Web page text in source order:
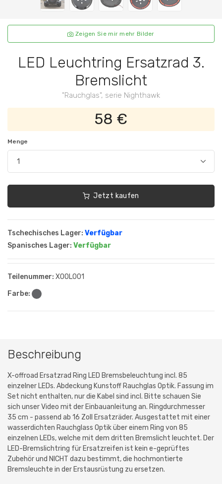
Zeigen Sie mir mehr Bilder
LED Leuchtring Ersatzrad 3.
Bremslicht
"Rauchglas", serie Nighthawk
58 €
Menge
Jetzt kaufen
Tschechisches Lager: Verfügbar
Spanisches Lager: Verfügbar
Teilenummer: XOOL001
Farbe:
Beschreibung
X-offroad Ersatzrad Ring LED Bremsbeleuchtung incl. 85
einzelner LEDs. Abdeckung Kunstoff Rauchglas Optik. Fassung im
Set nicht enthalten, nur die Kabel sind incl. Bitte schauen Sie
sich unser Video mit der Einbauanleitung an. Ringdurchmesser
35 cm - passend ab 16 Zoll Ersatzräder. Ausgestattet mit einer
wasserdichten Rauchglass Optik über einem Ring von 85
einzelnen LEDs, welche mit dem dritten Bremslicht leuchtet. Der
LED-Bremslichtring für Ersatzreifen ist kein e-geprüftes
Zubehör und NICHT dazu bestimmt, die hochmontierte
Bremsleuchte in der Erstausrüstung zu ersetzen.